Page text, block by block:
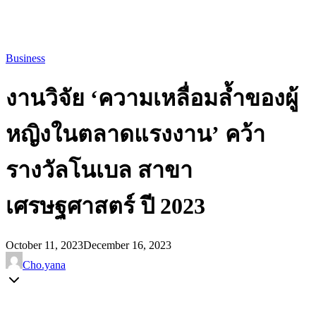
Business
งานวิจัย ‘ความเหลื่อมล้ำของผู้
หญิงในตลาดแรงงาน’ คว้า
รางวัลโนเบล สาขา
เศรษฐศาสตร์ ปี 2023
October 11, 2023December 16, 2023
Cho.yana